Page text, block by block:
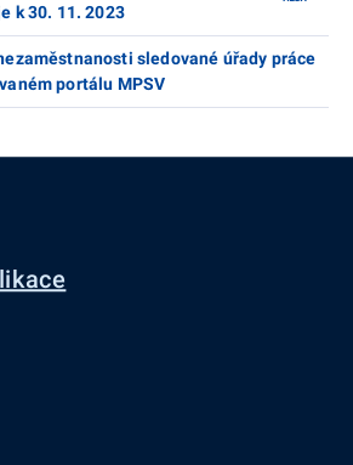
k 30. 11. 2023
sledované úřady práce
portálu MPSV